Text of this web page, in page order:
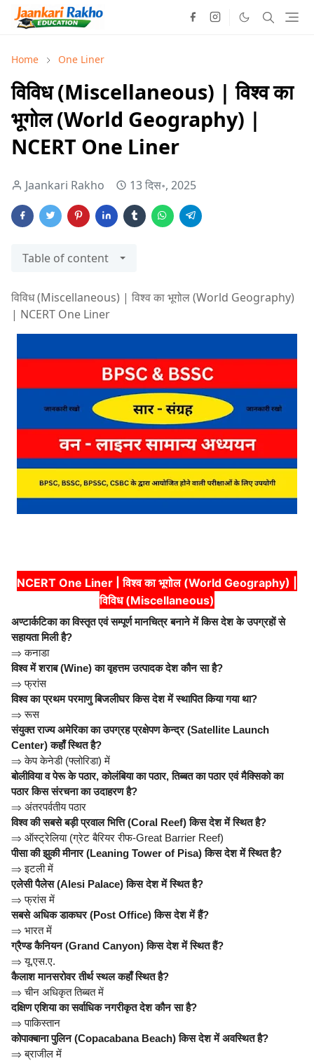
Home One Liner
विविध (Miscellaneous) | विश्व का
भूगोल (World Geography) |
NCERT One Liner
Jaankari Rakho 13 दिस॰, 2025
Table of content
विविध (Miscellaneous) | विश्व का भूगोल (World Geography)
| NCERT One Liner
NCERT One Liner | विश्व का भूगोल (World Geography) |
विविध (Miscellaneous)
अण्टार्कटिका का विस्तृत एवं सम्पूर्ण मानचित्र बनाने में किस देश के उपग्रहों से
सहायता मिली है?
⇒कनाडा
विश्व में शराब (Wine) का वृहत्तम उत्पादक देश कौन सा है?
⇒ फ्रांस
विश्व का प्रथम परमाणु बिजलीघर किस देश में स्थापित किया गया था?
⇒रूस
संयुक्त राज्य अमेरिका का उपग्रह प्रक्षेपण केन्द्र (Satellite Launch
Center) कहाँ स्थित है?
⇒ केप केनेडी (फ्लोरिडा) में
बोलीविया व पेरू के पठार, कोलंबिया का पठार, तिब्बत का पठार एवं मैक्सिको का
पठार किस संरचना का उदाहरण है?
⇒ अंतरपर्वतीय पठार
विश्व की सबसे बड़ी प्रवाल भित्ति (Coral Reef) किस देश में स्थित है?
⇒ ऑस्ट्रेलिया (ग्रेट बैरियर रीफ-Great Barrier Reef)
पीसा की झुकी मीनार (Leaning Tower of Pisa) किस देश में स्थित है?
⇒इटली में
एलेसी पैलेस (Alesi Palace) किस देश में स्थित है?
⇒ फ्रांस में
सबसे अधिक डाकघर (Post Office) किस देश में हैं?
⇒ भारत में
ग्रैण्ड कैनियन (Grand Canyon) किस देश में स्थित हैं?
⇒यू.एस.ए.
कैलाश मानसरोवर तीर्थ स्थल कहाँ स्थित है?
⇒ चीन अधिकृत तिब्बत में
दक्षिण एशिया का सर्वाधिक नगरीकृत देश कौन सा है?
⇒ पाकिस्तान
कोपाक्बाना पुलिन (Copacabana Beach) किस देश में अवस्थित है?
⇒ ब्राजील में